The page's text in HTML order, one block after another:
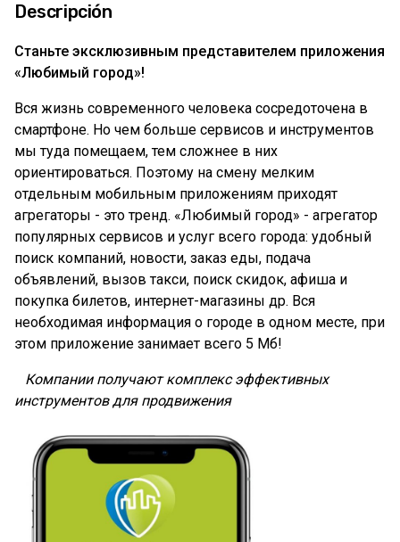
Descripción
Станьте эксклюзивным представителем приложения
«Любимый город»!
Вся жизнь современного человека сосредоточена в
смартфоне. Но чем больше сервисов и инструментов
мы туда помещаем, тем сложнее в них
ориентироваться. Поэтому на смену мелким
отдельным мобильным приложениям приходят
агрегаторы - это тренд. «Любимый город» - агрегатор
популярных сервисов и услуг всего города: удобный
поиск компаний, новости, заказ еды, подача
объявлений, вызов такси, поиск скидок, афиша и
покупка билетов, интернет-магазины др. Вся
необходимая информация о городе в одном месте, при
этом приложение занимает всего 5 Мб!
Компании получают комплекс эффективных
инструментов для продвижения